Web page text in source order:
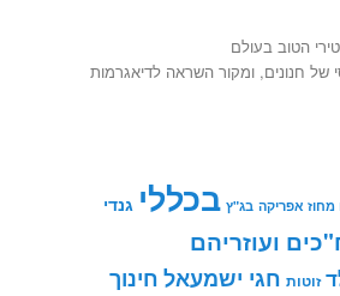
הטוב בעולם
של חנונים, ומקור השראה לדיאגרמות
מחוז אפריקה בג"ץ בכללי גנדי
ועוזריהם
זוטות חגי ישמעאל חינוך